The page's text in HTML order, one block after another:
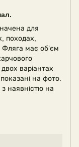
для
походах,
має об’єм
варіантах
на фото.
з наявністю на